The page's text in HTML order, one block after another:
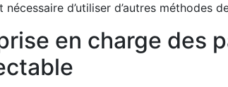
nécessaire d’utiliser d’autres méthodes
en charge des